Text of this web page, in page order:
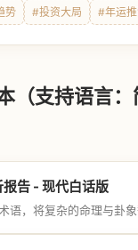
势 #投资大局 #年运
（支持语言
告 - 现代白话版